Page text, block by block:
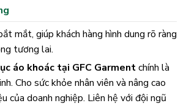
mắt, giúp khách hàng hình dung rõ ràng
tương lai.
áo khoác tại GFC Garmentchính là
Cho sức khỏe nhân viên và nâng cao
của doanh nghiệp. Liên hệ với đội ngũ